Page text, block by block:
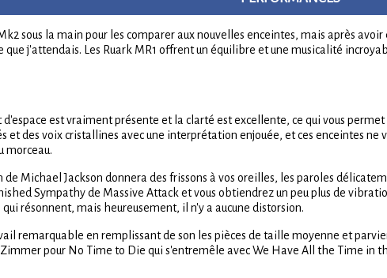
sous la main pour les comparer aux nouvelles enceintes, mais après
que j'attendais. Les Ruark MR1 offrent un équilibre et une musicalité
est vraiment présente et la clarté est excellente, ce qui vous
et des voix cristallines avec une interprétation enjouée, et ces enceintes ne
morceau.
de Michael Jackson donnera des frissons à vos oreilles, les paroles
Sympathy de Massive Attack et vous obtiendrez un peu plus de
qui résonnent, mais heureusement, il n'y a aucune distorsion.
remarquable en remplissant de son les pièces de taille moyenne et
pour No Time to Die qui s'entremêle avec We Have All the Time in